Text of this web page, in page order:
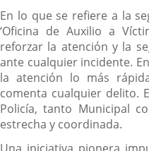
En lo que se refiere a la
‘Oficina de Auxilio a
reforzar la atención y la
ante cualquier incidente.
la atención lo más
comenta cualquier delito.
Policía, tanto Municipal
estrecha y coordinada.